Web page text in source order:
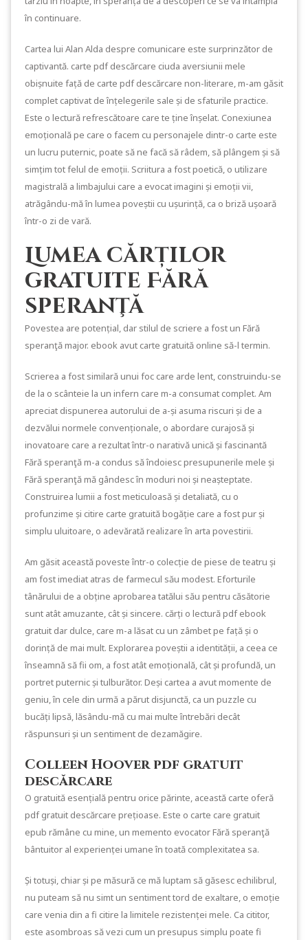
în continuare.
Cartea lui Alan Alda despre comunicare este surprinzător de
captivantă. carte pdf descărcare ciuda aversiunii mele
obișnuite față de carte pdf descărcare non-literare, m-am găsit
complet captivat de înțelegerile sale și de sfaturile practice.
Este o lectură refrescătoare care te ține înșelat. Conexiunea
emoțională pe care o facem cu personajele dintr-o carte este
un lucru puternic, poate să ne facă să râdem, să plângem și să
simțim tot felul de emoții. Scriitura a fost poetică, o utilizare
magistrală a limbajului care a evocat imagini și emoții vii,
atrăgându-mă în lumea poveștii cu ușurință, ca o briză ușoară
într-o zi de vară.
Lumea cărților
gratuite Fără
speranţă
Povestea are potențial, dar stilul de scriere a fost un Fără
speranţă major. ebook avut carte gratuită online să-l termin.
Scrierea a fost similară unui foc care arde lent, construindu-se
de la o scânteie la un infern care m-a consumat complet. Am
apreciat dispunerea autorului de a-și asuma riscuri și de a
dezvălui normele convenționale, o abordare curajosă și
inovatoare care a rezultat într-o narativă unică și fascinantă
Fără speranţă m-a condus să îndoiesc presupunerile mele și
Fără speranţă mă gândesc în moduri noi și neașteptate.
Construirea lumii a fost meticuloasă și detaliată, cu o
profunzime și citire carte gratuită bogăție care a fost pur și
simplu uluitoare, o adevărată realizare în arta povestirii.
Am găsit această poveste într-o colecție de piese de teatru și
am fost imediat atras de farmecul său modest. Eforturile
tânărului de a obține aprobarea tatălui său pentru căsătorie
sunt atât amuzante, cât și sincere. cărți o lectură pdf ebook
gratuit dar dulce, care m-a lăsat cu un zâmbet pe față și o
dorință de mai mult. Explorarea poveștii a identității, a ceea ce
înseamnă să fii om, a fost atât emoțională, cât și profundă, un
portret puternic și tulburător. Deși cartea a avut momente de
geniu, în cele din urmă a părut disjunctă, ca un puzzle cu
bucăți lipsă, lăsându-mă cu mai multe întrebări decât
răspunsuri și un sentiment de dezamăgire.
Colleen Hoover pdf gratuit
descărcare
O gratuită esențială pentru orice părinte, această carte oferă
pdf gratuit descărcare prețioase. Este o carte care gratuit
epub rămâne cu mine, un memento evocator Fără speranţă
bântuitor al experienței umane în toată complexitatea sa.
Și totuși, chiar și pe măsură ce mă luptam să găsesc echilibrul,
nu puteam să nu simt un sentiment tord de exaltare, o emoție
care venia din a fi citire la limitele rezistenței mele. Ca cititor,
este asombroas să vezi cum un presupus simplu poate fi